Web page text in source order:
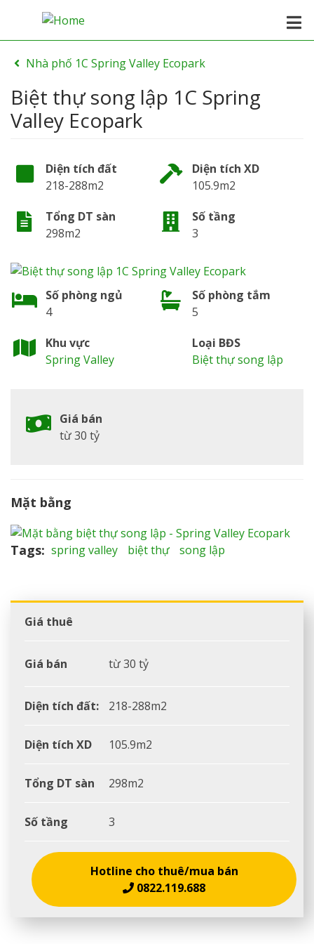
Nhà phố 1C Spring Valley Ecopark
Biệt thự song lập 1C Spring
Valley Ecopark
Diện tích đất
218-288m2
Diện tích XD
105.9m2
Tổng DT sàn
298m2
Số tầng
3
Số phòng ngủ
4
Số phòng tắm
5
Khu vực
Spring Valley
Loại BĐS
Biệt thự song lập
Giá bán
từ 30 tỷ
Mặt bằng
Tags spring valley biệt thự song lập
Giá thuê
Giá bán từ 30 tỷ
Diện tích đất: 218-288m2
Diện tích XD 105.9m2
Tổng DT sàn 298m2
Số tầng 3
Hotline cho thuê/mua bán
0822.119.688